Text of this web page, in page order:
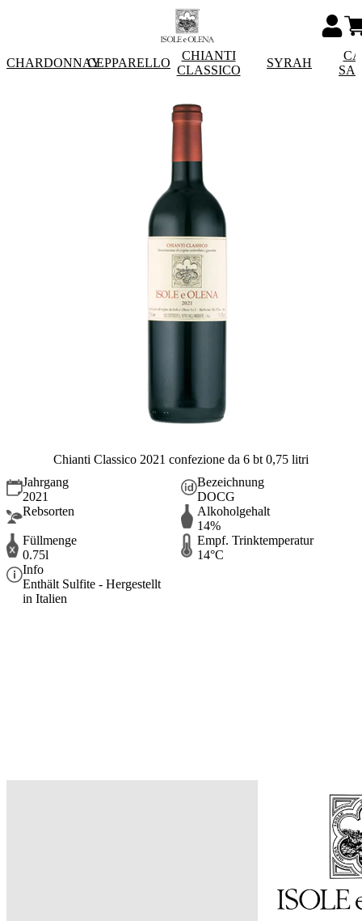
CHARDONNAYCEPPARELLO
CHIANTI
CLASSICO
SYRAH
Chianti Classico 2021 confezione da 6 bt 0,75 litri
Jahrgang
2021
Bezeichnung
DOCG
Rebsorten
Alkoholgehalt
14%
Füllmenge
0.75l
Empf. Trinktemperatur
14°C
Info
Enthält Sulfite - Hergestellt
in Italien